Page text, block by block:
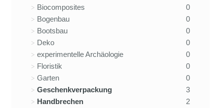
Biocomposites
0
Bogenbau
0
Bootsbau
0
Deko
0
experimentelle Archäologie
0
Floristik
0
Garten
0
Geschenkverpackung
3
Handbrechen
2